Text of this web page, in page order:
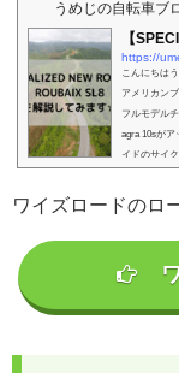
うめじの自転車ブ
【
https://
こんにちは
アメリカン
フルモデル
agra 10sが
イドのサイ
ワイズロードのロ